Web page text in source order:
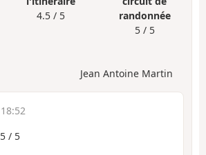
4.5 / 5
randonnée
5 / 5
Jean Antoine Martin
5 / 5